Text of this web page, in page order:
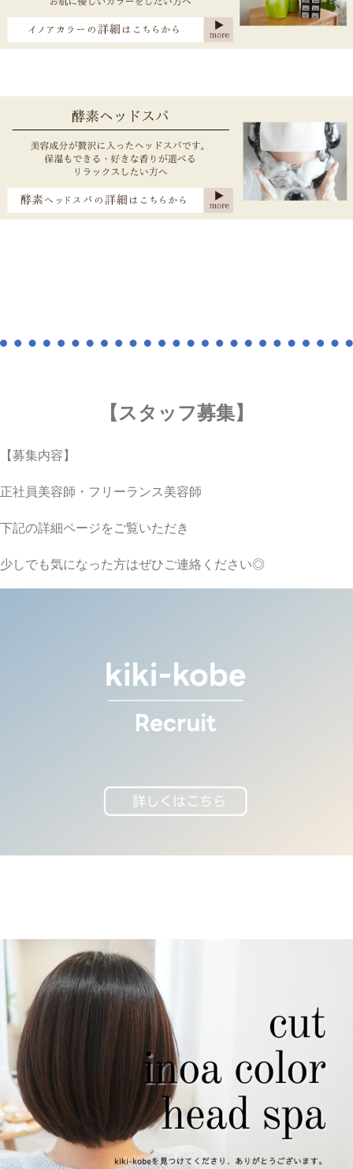
【スタッフ募集】
【募集内容】
正社員美容師・フリーランス美容師
下記の詳細ページをご覧いただき
少しでも気になった方はぜひご連絡ください◎